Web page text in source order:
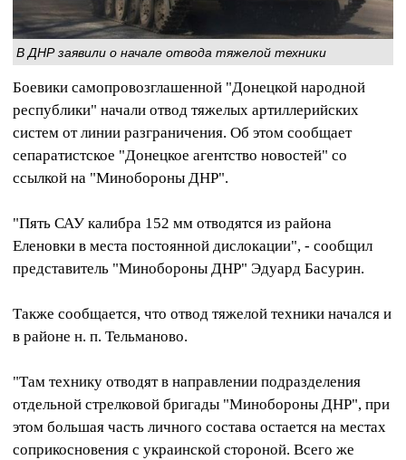
В ДНР заявили о начале отвода тяжелой техники
Боевики самопровозглашенной "Донецкой народной
республики" начали отвод тяжелых артиллерийских
систем от линии разграничения. Об этом сообщает
сепаратистское "Донецкое агентство новостей" со
ссылкой на "Минобороны ДНР".
"Пять САУ калибра 152 мм отводятся из района
Еленовки в места постоянной дислокации", - сообщил
представитель "Минобороны ДНР" Эдуард Басурин.
Также сообщается, что отвод тяжелой техники начался и
в районе н. п. Тельманово.
"Там технику отводят в направлении подразделения
отдельной стрелковой бригады "Минобороны ДНР", при
этом большая часть личного состава остается на местах
соприкосновения с украинской стороной. Всего же